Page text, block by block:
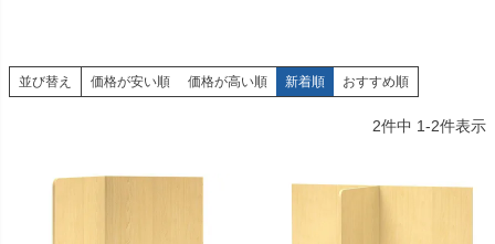
並び替え 価格が安い順 価格が高い順 新着順 おすすめ順
2件中 1-2件表示